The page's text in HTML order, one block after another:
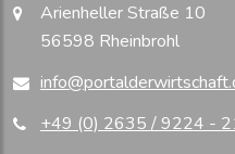
Arienheller Straße 10
56598 Rheinbrohl
+49 (0) 2635 / 9224 -